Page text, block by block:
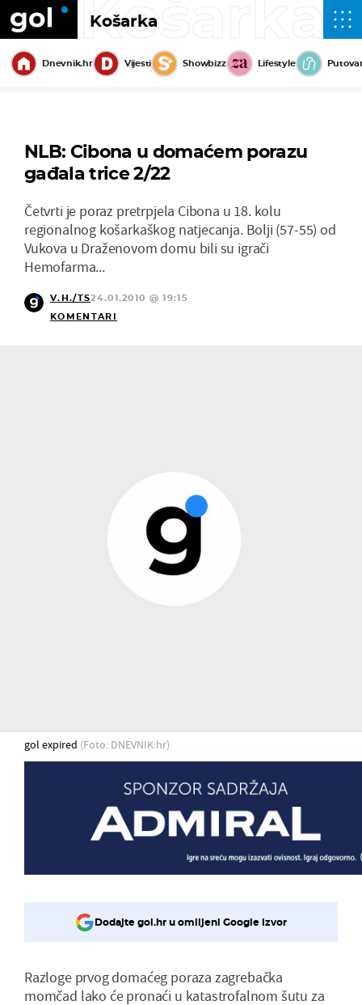
Košarka
Košarka
Dnevnik.hr Vijesti Showbizz Lifestyle
NLB: Cibona u domaćem porazu
gađala trice 2/22
Četvrti je poraz pretrpjela Cibona u 18. kolu
regionalnog košarkaškog natjecanja. Bolji (57-55) od
Vukova u Draženovom domu bili su igrači
Hemofarma...
V.H./TS24.01.2010 @ 19:15
KOMENTARI
gol expired (Foto: DNEVNIK.hr)
Dodajte gol.hr u omiljeni Google izvor
Razloge prvog domaćeg poraza zagrebačka
momčad lako će pronaći u katastrofalnom šutu za